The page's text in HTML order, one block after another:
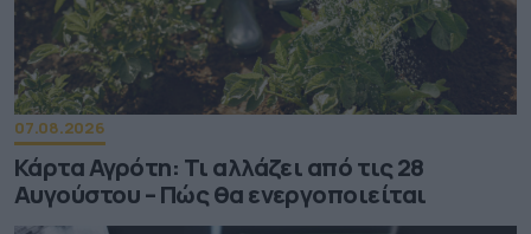
07.08.2026
Κάρτα Αγρότη: Τι αλλάζει από τις 28
Αυγούστου – Πώς θα ενεργοποιείται